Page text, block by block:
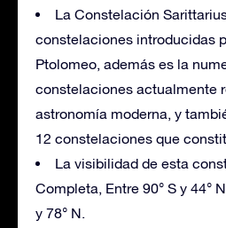
La Constelación
constelaciones introducidas
Ptolomeo, además es la
constelaciones actualmente
astronomía moderna, y
12 constelaciones que
La visibilidad de esta
Completa, Entre 90° S y 44°
y 78° N.